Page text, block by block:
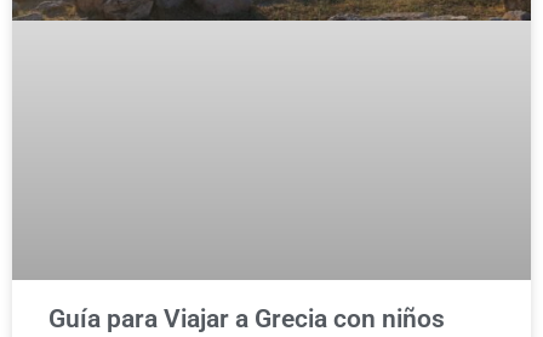
Guía para Viajar a Grecia con niños